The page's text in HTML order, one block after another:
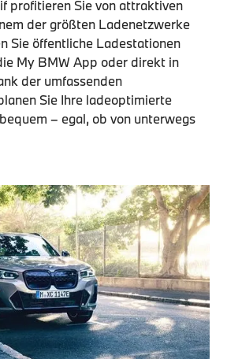
profitieren Sie von attraktiven
der größten Ladenetzwerke
Sie öffentliche Ladestationen
My BMW App oder direkt in
der umfassenden
Sie Ihre ladeoptimierte
– egal, ob von unterwegs